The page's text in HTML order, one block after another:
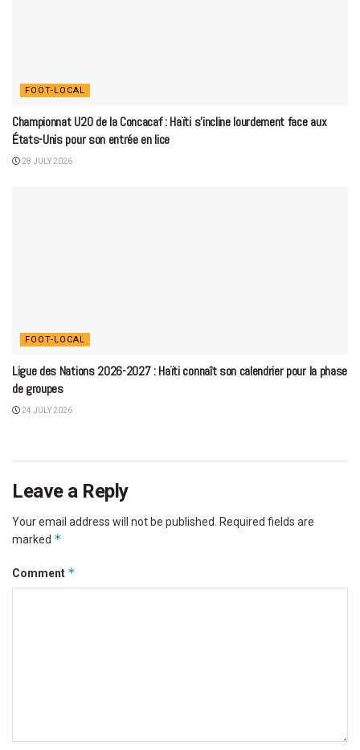
FOOT-LOCAL
Championnat U20 de la Concacaf : Haïti s’incline lourdement face aux
États-Unis pour son entrée en lice
28 JULY 2026
FOOT-LOCAL
Ligue des Nations 2026-2027 : Haïti connaît son calendrier pour la phase
de groupes
24 JULY 2026
Leave a Reply
Your email address will not be published. Required fields are
marked *
Comment *